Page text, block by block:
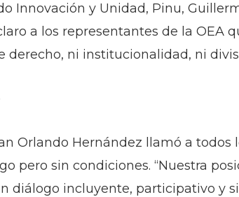
Innovación y Unidad, Pinu,
a los representantes de la OEA
derecho, ni institucionalidad, ni
Orlando Hernández llamó a todos
pero sin condiciones. “Nuestra
diálogo incluyente, participativo y